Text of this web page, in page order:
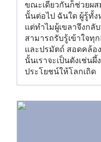
ขณะเดียวกันก็ช่วยผ
นั้นต่อไป ฉันใด ผู้รู้ทั้
แต่ทำไมผู้เขลาจึงกลั
สามารถรับรู้เข้าใจทุ
และปรมัตถ์ สอดคล้อ
นั้นเราจะเป็นดังเช่น
ประโยชน์ให้โลกเถิด